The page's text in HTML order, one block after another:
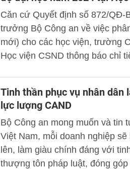
Căn cứ Quyết định số 872/QĐ-
trưởng Bộ Công an về việc
mới) cho các học viện, trường
Học viện CSND thông báo chỉ
Tinh thần phục vụ nhân dân
lực lượng CAND
Bộ Công an mong muốn và tin
Việt Nam, mỗi doanh nghiệp
lên, làm giàu chính đáng với
thượng tôn pháp luật, đóng